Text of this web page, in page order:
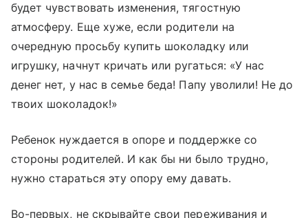
будет чувствовать изменения, тягостную
атмосферу. Еще хуже, если родители на
очередную просьбу купить шоколадку или
игрушку, начнут кричать или ругаться: «У нас
денег нет, у нас в семье беда! Папу уволили! Не до
твоих шоколадок!»
Ребенок нуждается в опоре и поддержке со
стороны родителей. И как бы ни было трудно,
нужно стараться эту опору ему давать.
Во-первых, не скрывайте свои переживания и